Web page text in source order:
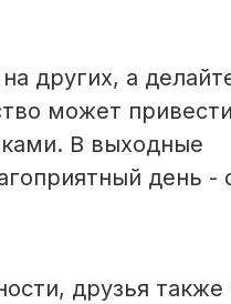
других, а
может
В выходные
день -
друзья также